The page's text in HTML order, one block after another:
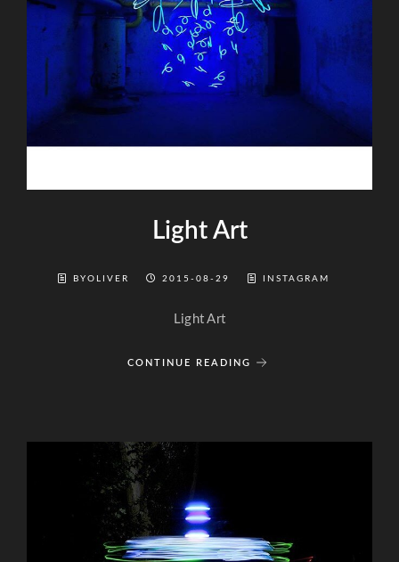
Light Art
BYOLIVER 2015-08-29 INSTAGRAM
Light Art
CONTINUE READING